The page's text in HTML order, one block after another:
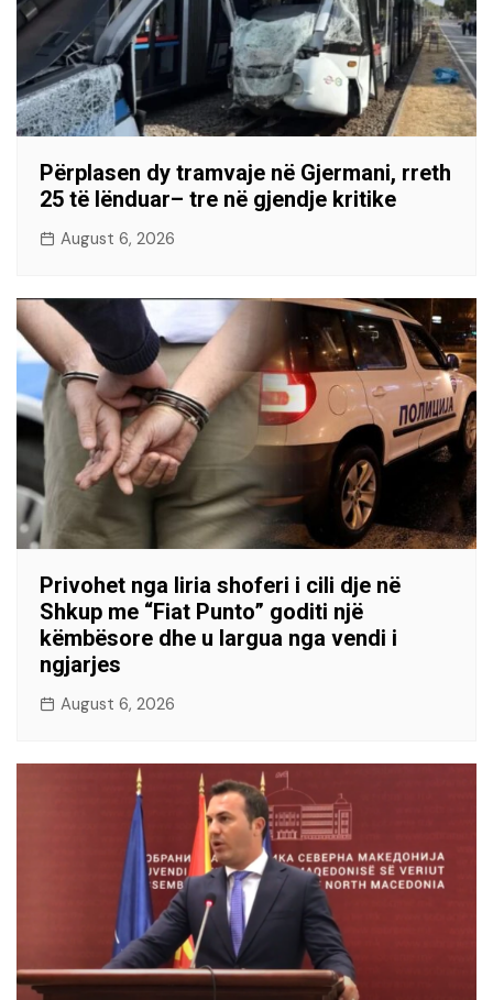
Përplasen dy tramvaje në Gjermani, rreth
25 të lënduar– tre në gjendje kritike
August 6, 2026
Privohet nga liria shoferi i cili dje në
Shkup me “Fiat Punto” goditi një
këmbësore dhe u largua nga vendi i
ngjarjes
August 6, 2026